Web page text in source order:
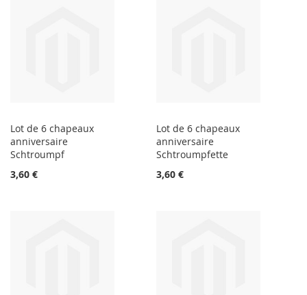
Lot de 6 chapeaux
anniversaire
Schtroumpf
3,60 €
Lot de 6 chapeaux
anniversaire
Schtroumpfette
3,60 €